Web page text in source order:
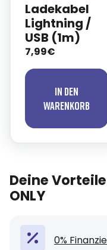
Ladekabel
Lightning /
USB (1m)
7,99€
In den
Warenkorb
Deine Vorteile
ONLY
0%